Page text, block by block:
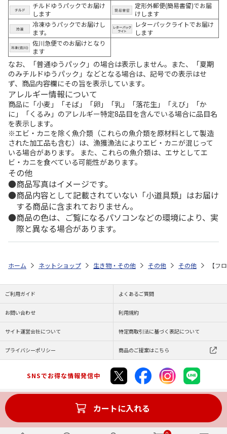
チルドゆうパックでお届け
します
定形外郵便(簡易書留)でお届
けします
冷凍ゆうパックでお届けし
ます。
レターパックライトでお届け
します
佐川急便でのお届けとなり
ます
なお、「普通ゆうパック」の場合は表示しません。また、「夏期
のみチルドゆうパック」などとなる場合は、記号での表示はせ
ず、商品内容欄にその旨を表示しています。
アレルギー情報について
商品に「小麦」「そば」「卵」「乳」「落花生」「えび」「か
に」「くるみ」のアレルギー特定8品目を含んでいる場合に品目名
を表示します。
※エビ・カニを除く魚介類（これらの魚介類を原材料として製造
された加工品も含む）は、漁獲漁法によりエビ・カニが混じって
いる場合があります。 また、これらの魚介類は、エサとしてエ
ビ・カニを食べている可能性があります。
その他
商品写真はイメージです。
商品内容として記載されていない「小道具類」はお届け
する商品に含まれておりません。
商品の色は、ご覧になるパソコンなどの環境により、実
際と異なる場合があります。
カートに入れる
ホーム ネットショップ 生き物・その他 その他 その他 【フ
ご利用ガイド よくあるご質問
お問い合わせ 利用規約
サイト運営会社について 特定商取引法に基づく表記について
プライバシーポリシー 商品のご提案はこちら
SNSでお得な情報発信中